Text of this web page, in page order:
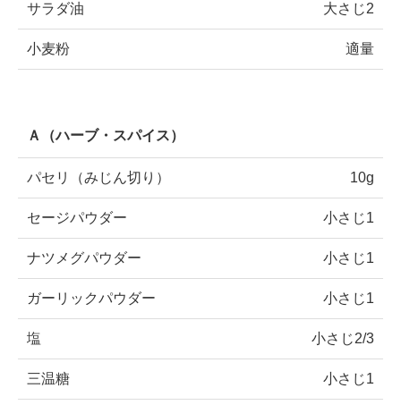
サラダ油 大さじ2
小麦粉 適量
Ａ（ハーブ・スパイス）
パセリ（みじん切り） 10g
セージパウダー 小さじ1
ナツメグパウダー 小さじ1
ガーリックパウダー 小さじ1
塩 小さじ2/3
三温糖 小さじ1